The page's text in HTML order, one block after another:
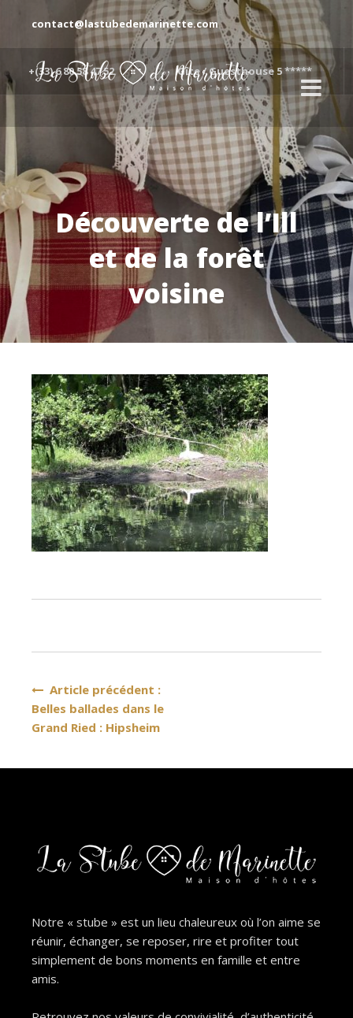
contact@lastubedemarinette.com
+(33) 6 80 58 47 52 Gîte / Guesthouse 5 *****
Découverte de l’Ill
et de la forêt
voisine
Navigation
de
Article précédent :
Belles ballades dans le
Grand Ried : Hipsheim
Notre « stube » est un lieu chaleureux où l’on aime se
réunir, échanger, se reposer, rire et profiter tout
simplement de bons moments en famille et entre
amis.